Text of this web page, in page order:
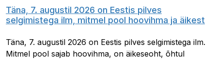
Täna, 7. augustil 2026 on Eestis pilves
selgimistega ilm, mitmel pool hoovihma ja äikest
Täna, 7. augustil 2026 on Eestis pilves selgimistega ilm.
Mitmel pool sajab hoovihma, on äikeseoht, õhtul